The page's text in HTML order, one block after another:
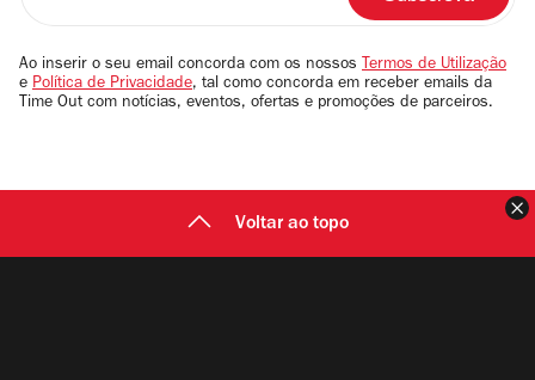
email
Ao inserir o seu email concorda com os nossos Termos de Utilização
e Política de Privacidade, tal como concorda em receber emails da
Time Out com notícias, eventos, ofertas e promoções de parceiros.
Voltar ao topo